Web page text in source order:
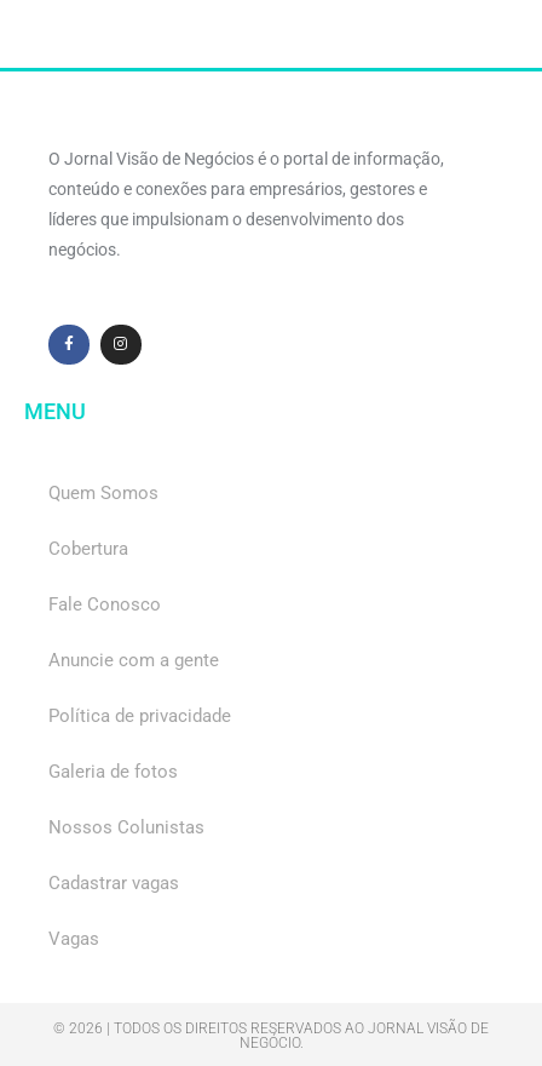
O Jornal Visão de Negócios é o portal de informação,
conteúdo e conexões para empresários, gestores e
líderes que impulsionam o desenvolvimento dos
negócios.
MENU
Quem Somos
Cobertura
Fale Conosco
Anuncie com a gente
Política de privacidade
Galeria de fotos
Nossos Colunistas
Cadastrar vagas
Vagas
© 2026 | TODOS OS DIREITOS RESERVADOS AO JORNAL VISÃO DE
NEGÓCIO.